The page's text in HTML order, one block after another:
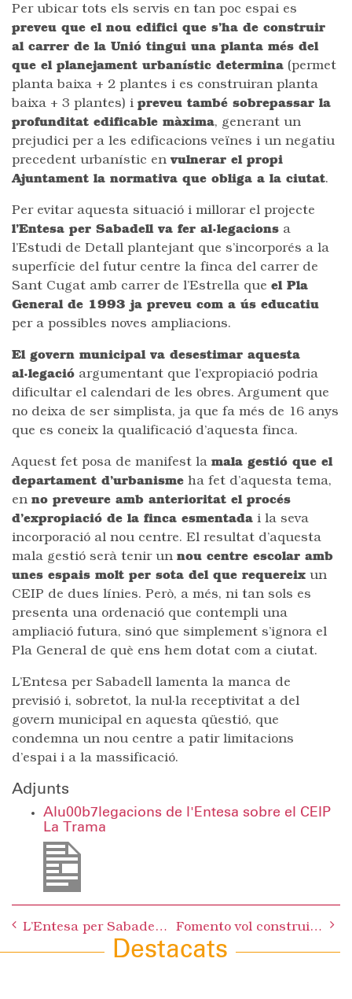
Per ubicar tots els servis en tan poc espai es
preveu que el nou edifici que s’ha de construir
al carrer de la Unió tingui una planta més del
que el planejament urbanístic determina (permet
planta baixa + 2 plantes i es construiran planta
baixa + 3 plantes) i preveu també sobrepassar la
profunditat edificable màxima, generant un
prejudici per a les edificacions veïnes i un negatiu
precedent urbanístic en vulnerar el propi
Ajuntament la normativa que obliga a la ciutat.
Per evitar aquesta situació i millorar el projecte
l’Entesa per Sabadell va fer al·legacions a
l’Estudi de Detall plantejant que s’incorporés a la
superfície del futur centre la finca del carrer de
Sant Cugat amb carrer de l’Estrella que el Pla
General de 1993 ja preveu com a ús educatiu
per a possibles noves ampliacions.
El govern municipal va desestimar aquesta
al·legació argumentant que l’expropiació podria
dificultar el calendari de les obres. Argument que
no deixa de ser simplista, ja que fa més de 16 anys
que es coneix la qualificació d’aquesta finca.
Aquest fet posa de manifest la mala gestió que el
departament d’urbanisme ha fet d’aquesta tema,
en no preveure amb anterioritat el procés
d’expropiació de la finca esmentada i la seva
incorporació al nou centre. El resultat d’aquesta
mala gestió serà tenir un nou centre escolar amb
unes espais molt per sota del que requereix un
CEIP de dues línies. Però, a més, ni tan sols es
presenta una ordenació que contempli una
ampliació futura, sinó que simplement s’ignora el
Pla General de què ens hem dotat com a ciutat.
L’Entesa per Sabadell lamenta la manca de
previsió i, sobretot, la nul·la receptivitat a del
govern municipal en aquesta qüestió, que
condemna un nou centre a patir limitacions
d’espai i a la massificació.
Adjunts
Alu00b7legacions de l'Entesa sobre el CEIP
La Trama
navigation
L’Entesa per Sabadell valora molt positivament els actes de celebració del seu 10è aniversari Fomento vol construir un Quart Cinturó amb 8 carrils i deixa mal col·locat el Govern tripartit de la Generalitat
Destacats